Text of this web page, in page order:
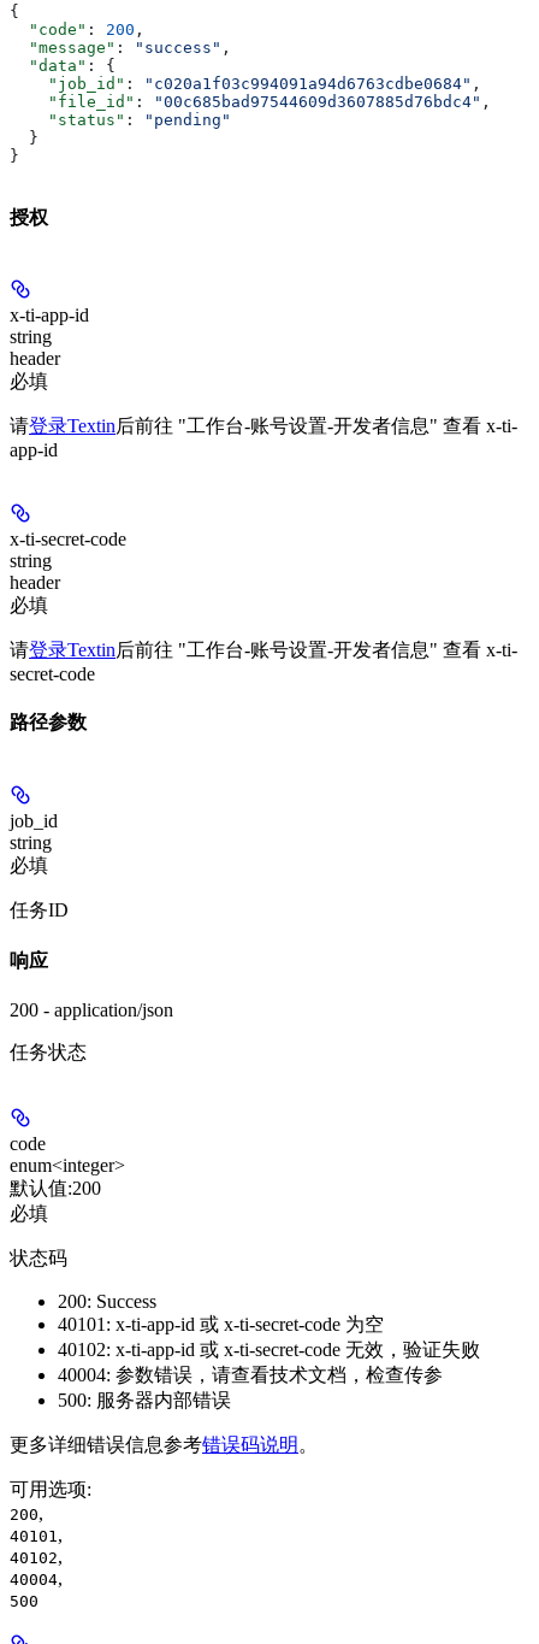
{
  "code"
: 200 ,
  "message"
: "success" ,
  "data"
: {
    "job_id"
: "c020a1f03c994091a94d6763cdbe0684" ,
    "file_id"
: "00c685bad97544609d3607885d76bdc4" ,
    "status"
:
"pending"
  }
}
授权
x-ti-app-id
string
header
必填
请登录Textin后前往 "工作台-账号设置-开发者信息" 查看 x-ti-
app-id
x-ti-secret-code
string
header
必填
请登录Textin后前往 "工作台-账号设置-开发者信息" 查看 x-ti-
secret-code
路径参数
job_id
string
必填
任务ID
响应
200 - application/json
任务状态
code
enum<integer>
默认值:200
必填
状态码
200: Success
40101: x-ti-app-id 或 x-ti-secret-code 为空
40102: x-ti-app-id 或 x-ti-secret-code 无效，验证失败
40004: 参数错误，请查看技术文档，检查传参
500: 服务器内部错误
更多详细错误信息参考错误码说明 。
可用选项:
200,
40101,
40102,
40004,
500